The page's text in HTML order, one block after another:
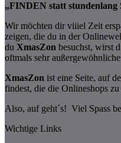
„FINDEN statt stundenlang
Wir möchten dir viiiel Zeit
zeigen, die du in der
du XmasZon besuchst, wirst
oftmals sehr
XmasZon ist eine Seite, auf
findest, die die Onlineshops zu
Also, auf geht´s! Viel Spass
Wichtige Links